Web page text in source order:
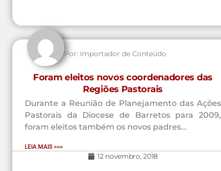
Por: Importador de Conteúdo
Foram eleitos novos coordenadores das
Regiões Pastorais
Durante a Reunião de Planejamento das Ações
Pastorais da Diocese de Barretos para 2009,
foram eleitos também os novos padres...
LEIA MAIS >>>
12 novembro, 2018